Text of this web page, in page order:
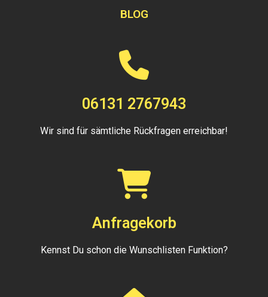
BLOG
06131 2767943
Wir sind für sämtliche Rückfragen erreichbar!
Anfragekorb
Kennst Du schon die Wunschlisten Funktion?